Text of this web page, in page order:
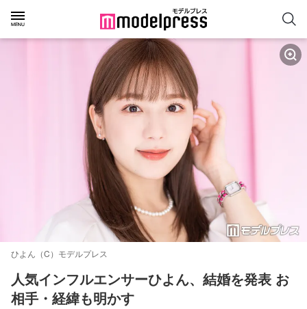
ひよん（C）モデルプレス
人気インフルエンサーひよん、結婚を発表 お
相手・経緯も明かす